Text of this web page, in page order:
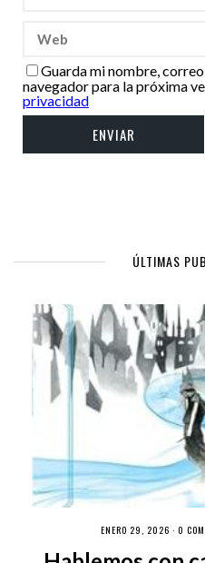
Guarda mi nombre,
navegador para la próxima
privacidad
ÚLTIMAS
ENERO 29, 2026 · 0